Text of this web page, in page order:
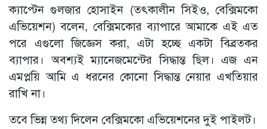
ক্যাপ্টেন গুলজার হোসাইন (তৎকালীন সিইও, বেক্সিমকো
এভিয়েশন) বলেন, বেক্সিমকোর ব্যাপারে আমাকে এই এত
পরে এগুলো জিজ্ঞেস করা, এটা হচ্ছে একটা বিব্রতকর
ব্যাপার। অবশ্যই ম্যানেজমেন্টের সিদ্ধান্ত ছিল। এজ এন
এমপ্লয়ি আমি এ ধরনের কোনো সিদ্ধান্ত নেয়ার এখতিয়ার
রাখি না।
তবে ভিন্ন তথ্য দিলেন বেক্সিমকো এভিয়েশনের দুই পাইলট।